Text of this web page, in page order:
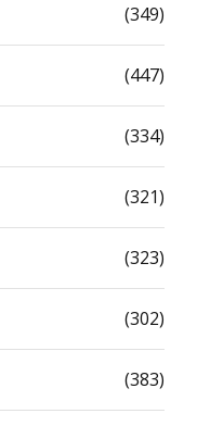
(349)
(447)
(334)
(321)
(323)
(302)
(383)